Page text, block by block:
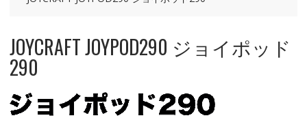
JOYCRAFT JOYPOD290 ジョイポッド
290